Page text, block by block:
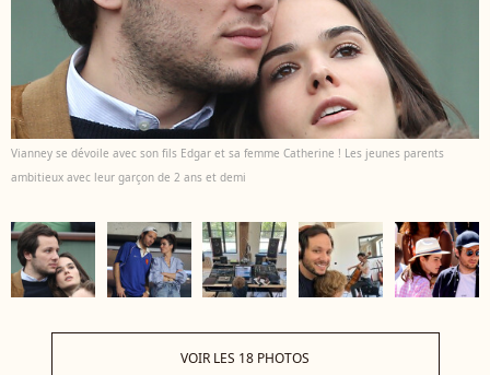
Vianney se dévoile avec son fils Edgar et sa femme Catherine ! Les jeunes parents
ambitieux avec leur garçon de 2 ans et demi
VOIR LES 18 PHOTOS